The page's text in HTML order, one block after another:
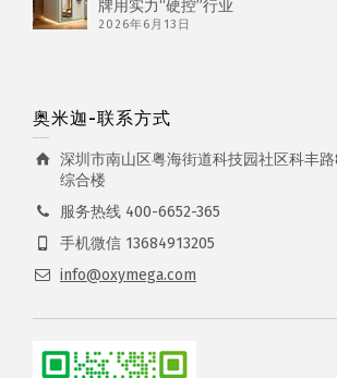
牌用实力“硬控”行业
2026年6月13日
奥米迦-联系方式
深圳市南山区粤海街道科技园社区科丰
综合楼
服务热线 400-6652-365
手机微信 13684913205
info@oxymega.com